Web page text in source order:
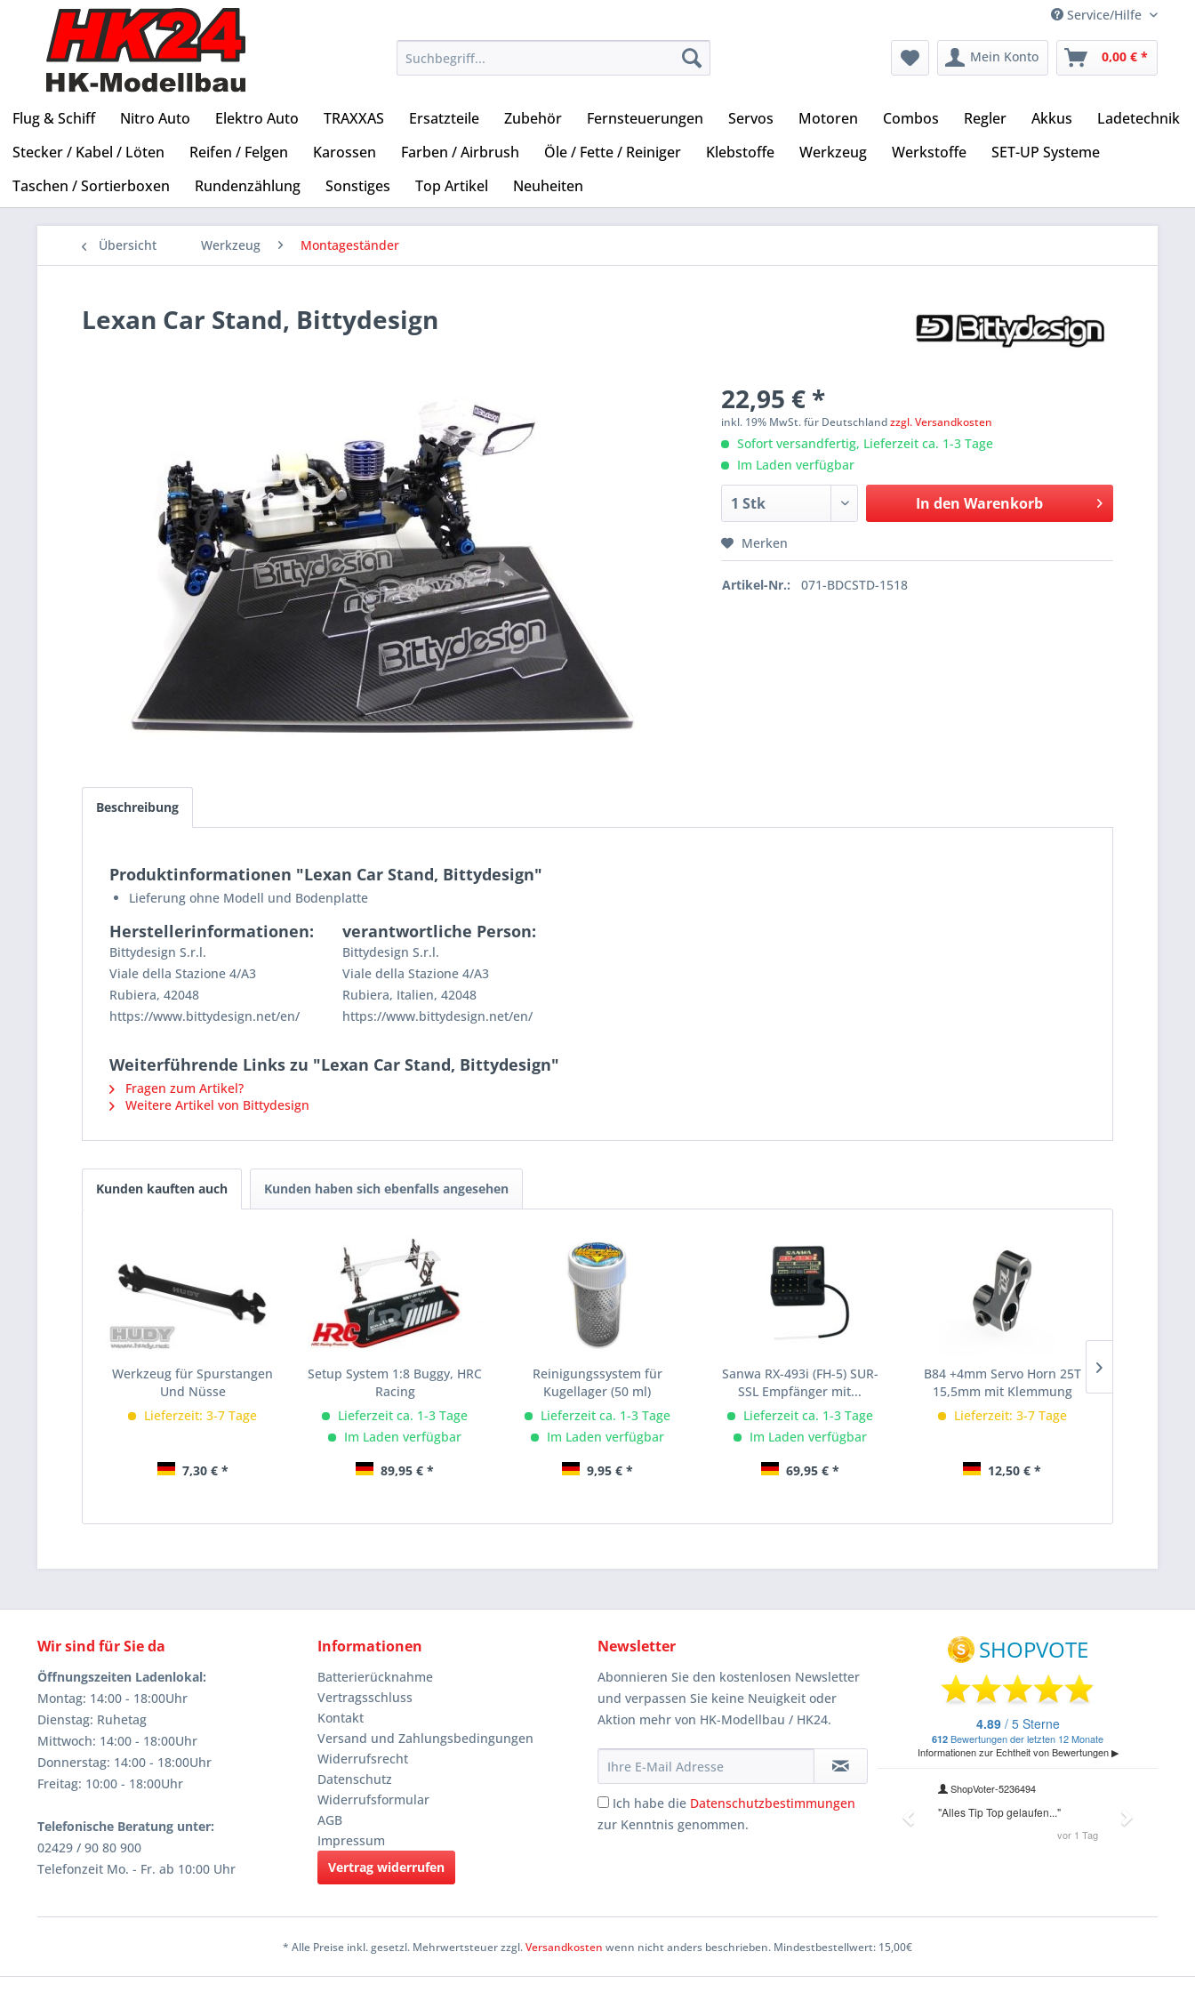
Service/Hilfe
Mein Konto 0,00 € *
Flug & Schiff Nitro Auto Elektro Auto TRAXXAS Ersatzteile Zubehör Fernsteuerungen Servos Motoren Combos Regler Akkus
Ladetechnik
Stecker / Kabel / Löten
Reifen / Felgen Karossen Farben / Airbrush Öle / Fette / Reiniger Klebstoffe Werkzeug Werkstoffe
SET-UP Systeme
Taschen / Sortierboxen
Rundenzählung Sonstiges Top Artikel Neuheiten
Übersicht Werkzeug Montageständer
Lexan Car Stand, Bittydesign
22,95 € *
inkl. 19% MwSt. für Deutschlandzzgl. Versandkosten
Sofort versandfertig, Lieferzeit ca. 1-3 Tage
Im Laden verfügbar
In den Warenkorb
Merken
Artikel-Nr.: 071-BDCSTD-1518
Beschreibung
Produktinformationen "Lexan Car Stand, Bittydesign"
Lieferung ohne Modell und Bodenplatte
Herstellerinformationen:
Bittydesign S.r.l.
Viale della Stazione 4/A3
Rubiera, 42048
https://www.bittydesign.net/en/
verantwortliche Person:
Bittydesign S.r.l.
Viale della Stazione 4/A3
Rubiera, Italien, 42048
https://www.bittydesign.net/en/
Weiterführende Links zu "Lexan Car Stand, Bittydesign"
Fragen zum Artikel?
Weitere Artikel von Bittydesign
Kunden kauften auch Kunden haben sich ebenfalls angesehen
Werkzeug für Spurstangen
Und Nüsse
Lieferzeit: 3-7 Tage
7,30 € *
Setup System 1:8 Buggy, HRC
Racing
Lieferzeit ca. 1-3 Tage
Im Laden verfügbar
89,95 € *
Reinigungssystem für
Kugellager (50 ml)
Lieferzeit ca. 1-3 Tage
Im Laden verfügbar
9,95 € *
Sanwa RX-493i (FH-5) SUR-
SSL Empfänger mit...
Lieferzeit ca. 1-3 Tage
Im Laden verfügbar
69,95 € *
B84 +4mm Servo Horn 25T
15,5mm mit Klemmung
Lieferzeit: 3-7 Tage
12,50 € *
Wir sind für Sie da
Öffnungszeiten Ladenlokal:
Montag: 14:00 - 18:00Uhr
Dienstag: Ruhetag
Mittwoch: 14:00 - 18:00Uhr
Donnerstag: 14:00 - 18:00Uhr
Freitag: 10:00 - 18:00Uhr
Telefonische Beratung unter:
02429 / 90 80 900
Telefonzeit Mo. - Fr. ab 10:00 Uhr
Informationen
Batterierücknahme
Vertragsschluss
Kontakt
Versand und Zahlungsbedingungen
Widerrufsrecht
Datenschutz
Widerrufsformular
AGB
Impressum
Vertrag widerrufen
Newsletter
Abonnieren Sie den kostenlosen Newsletter
und verpassen Sie keine Neuigkeit oder
Aktion mehr von HK-Modellbau / HK24.
Ich habe die Datenschutzbestimmungen
zur Kenntnis genommen.
* Alle Preise inkl. gesetzl. Mehrwertsteuer zzgl.Versandkosten wenn nicht anders beschrieben. Mindestbestellwert: 15,00€